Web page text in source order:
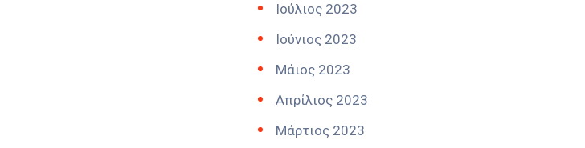
Ιούλιος 2023
Ιούνιος 2023
Μάιος 2023
Απρίλιος 2023
Μάρτιος 2023